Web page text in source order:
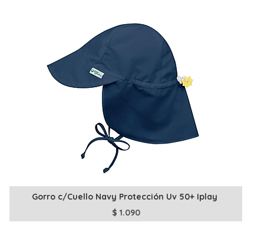
Gorro c/Cuello Navy Protección Uv 50+ Iplay
$ 1.090